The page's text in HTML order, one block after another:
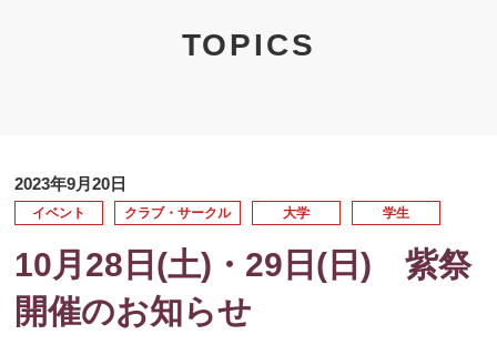
TOPICS
2023年9月20日
イベント クラブ・サークル 大学 学生
10月28日(土)・29日(日) 紫祭
開催のお知らせ